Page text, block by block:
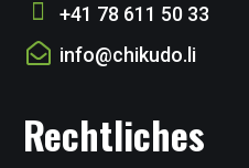
+41 78 611 50 33
info@chikudo.li
Rechtliches